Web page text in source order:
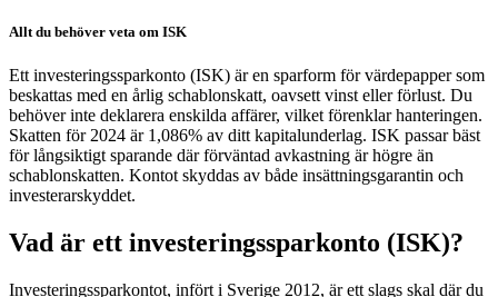
Allt du behöver veta om ISK
Ett investeringssparkonto (ISK) är en sparform för värdepapper som
beskattas med en årlig schablonskatt, oavsett vinst eller förlust. Du
behöver inte deklarera enskilda affärer, vilket förenklar hanteringen.
Skatten för 2024 är 1,086% av ditt kapitalunderlag. ISK passar bäst
för långsiktigt sparande där förväntad avkastning är högre än
schablonskatten. Kontot skyddas av både insättningsgarantin och
investerarskyddet.
Vad är ett investeringssparkonto (ISK)?
Investeringssparkontot, infört i Sverige 2012, är ett slags skal där du